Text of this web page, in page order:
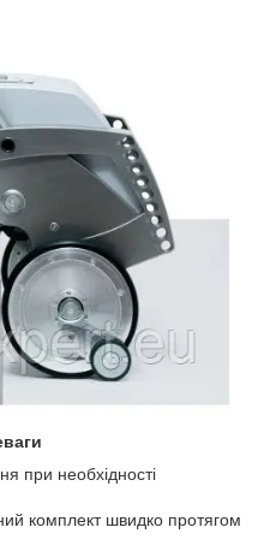
при необхідності
комплект швидко протягом